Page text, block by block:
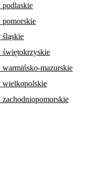
świętokrzyskie
mazurskie
wielkopolskie